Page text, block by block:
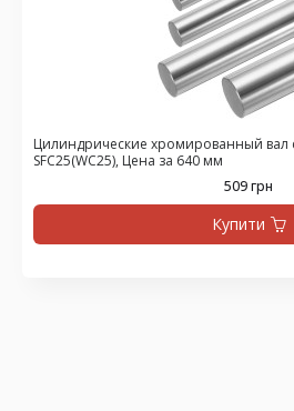
Цилиндрические хромированный вал
SFC25(WC25), Цена за 640 мм
509 грн
Купити